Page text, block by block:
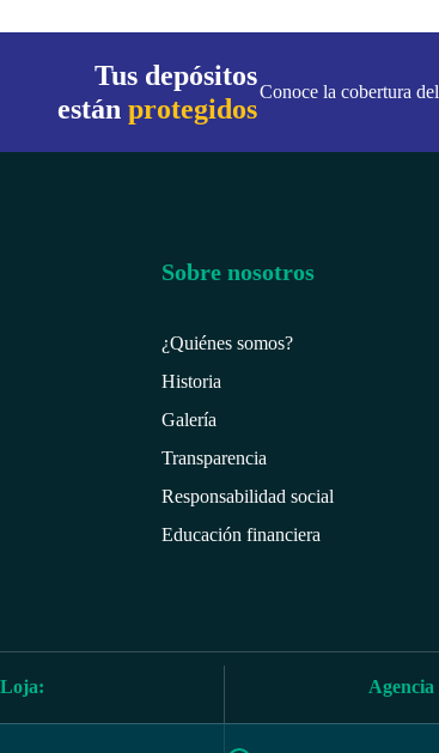
Tus depósitos
están protegidos
Conoce la cobertura
Sobre nosotros
¿Quiénes somos?
Historia
Galería
Transparencia
Responsabilidad social
Educación financiera
: